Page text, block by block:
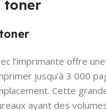
toner
l’imprimante offre
jusqu’à 3 000
Cette
ayant des